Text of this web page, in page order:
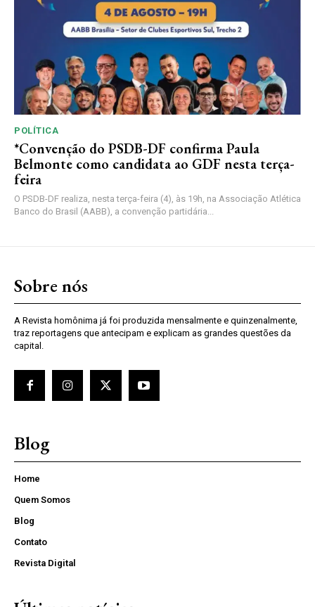
POLÍTICA
*Convenção do PSDB-DF confirma Paula
Belmonte como candidata ao GDF nesta terça-
feira
O PSDB-DF realiza, nesta terça-feira (4), às 19h, na Associação Atlética
Banco do Brasil (AABB), a convenção partidária...
Sobre nós
A Revista homônima já foi produzida mensalmente e quinzenalmente,
traz reportagens que antecipam e explicam as grandes questões da
capital.
Blog
Home
Quem Somos
Blog
Contato
Revista Digital